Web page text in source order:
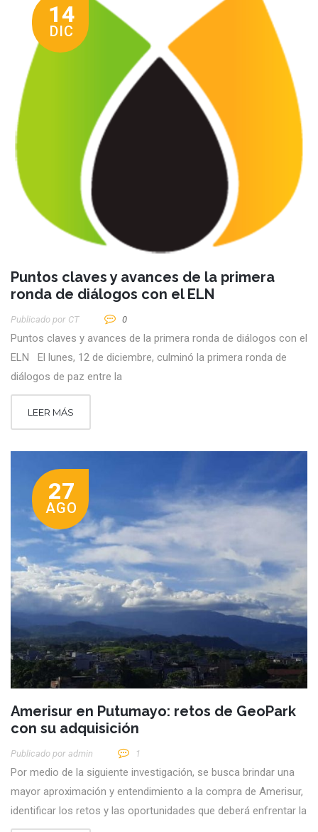
14
DIC
Puntos claves y avances de la primera
ronda de diálogos con el ELN
Publicado por CT 0
Puntos claves y avances de la primera ronda de diálogos con el
ELN El lunes, 12 de diciembre, culminó la primera ronda de
diálogos de paz entre la
LEER MÁS
27
AGO
Amerisur en Putumayo: retos de GeoPark
con su adquisición
Publicado por Admin 1
Por medio de la siguiente investigación, se busca brindar una
mayor aproximación y entendimiento a la compra de Amerisur,
identificar los retos y las oportunidades que deberá enfrentar la